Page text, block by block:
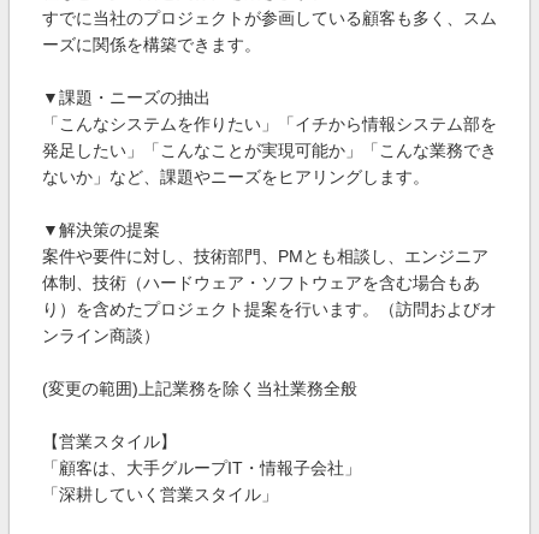
すでに当社のプロジェクトが参画している顧客も多く、スム
ーズに関係を構築できます。
▼課題・ニーズの抽出
「こんなシステムを作りたい」「イチから情報システム部を
発足したい」「こんなことが実現可能か」「こんな業務でき
ないか」など、課題やニーズをヒアリングします。
▼解決策の提案
案件や要件に対し、技術部門、PMとも相談し、エンジニア
体制、技術（ハードウェア・ソフトウェアを含む場合もあ
り）を含めたプロジェクト提案を行います。（訪問およびオ
ンライン商談）
(変更の範囲)上記業務を除く当社業務全般
【営業スタイル】
「顧客は、大手グループIT・情報子会社」
「深耕していく営業スタイル」